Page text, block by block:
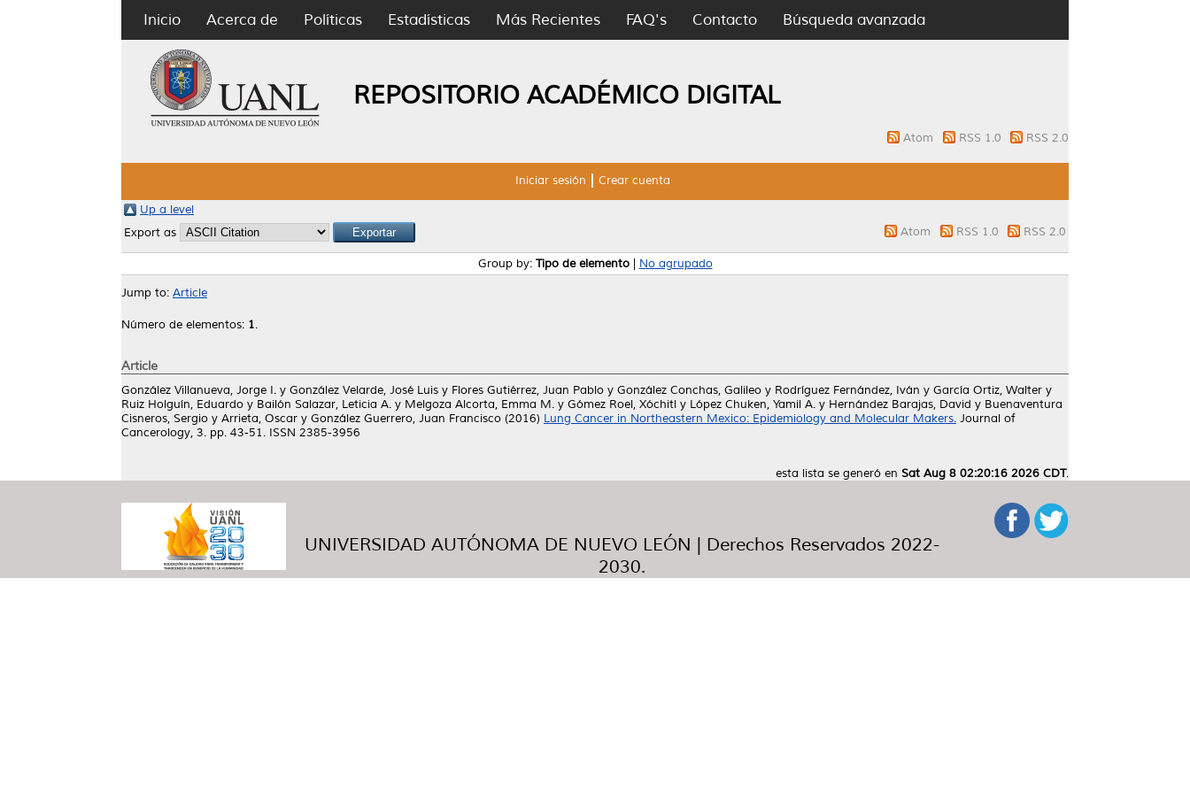
Inicio Acerca de Políticas Estadísticas Más Recientes FAQ's Contacto Búsqueda avanzada
REPOSITORIO ACADÉMICO DIGITAL
Atom RSS 1.0 RSS 2.0
Iniciar sesión Crear cuenta
Up a level
Export as
Atom RSS 1.0 RSS 2.0
Group by: Tipo de elemento| No agrupado
Jump to: Article
Número de elementos: 1.
Article
González Villanueva, Jorge I. y González Velarde, José Luis y Flores Gutiérrez, Juan Pablo y González Conchas, Galileo y Rodríguez Fernández, Iván y García Ortiz, Walter y
Ruiz Holguín, Eduardo y Bailón Salazar, Leticia A. y Melgoza Alcorta, Emma M. y Gómez Roel, Xóchitl y López Chuken, Yamil A. y Hernández Barajas, David y Buenaventura
Cisneros, Sergio y Arrieta, Oscar y González Guerrero, Juan Francisco (2016) Lung Cancer in Northeastern Mexico: Epidemiology and Molecular Makers. Journal of
Cancerology, 3. pp. 43-51. ISSN 2385-3956
esta lista se generó en Sat Aug 8 02:20:16 2026 CDT.
UNIVERSIDAD AUTÓNOMA DE NUEVO LEÓN | Derechos Reservados 2022-
2030.